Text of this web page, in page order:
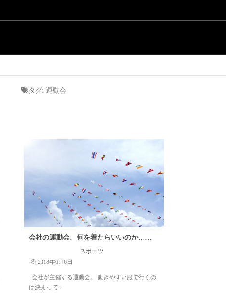
タグ: 運動会
会社の運動会。何を着たらいいのか……
スポーツ
2018年6月6日
会社が主催する運動会。 動きやすい服で行くの
は決まって...